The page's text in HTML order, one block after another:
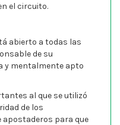
el circuito.
abierto a todas las
de su
y mentalmente apto
al que se utilizó
de los
para que